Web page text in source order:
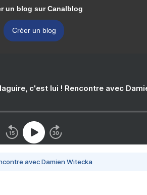
un blog sur Canalblog
Créer un blog
c'est lui ! Rencontre avec
avec Damien Witecka